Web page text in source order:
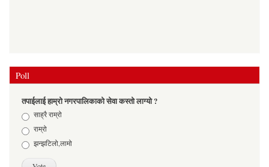
Poll
तपाईलाई हाम्रो नगरपालिकाको सेवा कस्तो लाग्यो ?
Choicesसाह्रै राम्रो
राम्रो
झन्झटिलो,लामो